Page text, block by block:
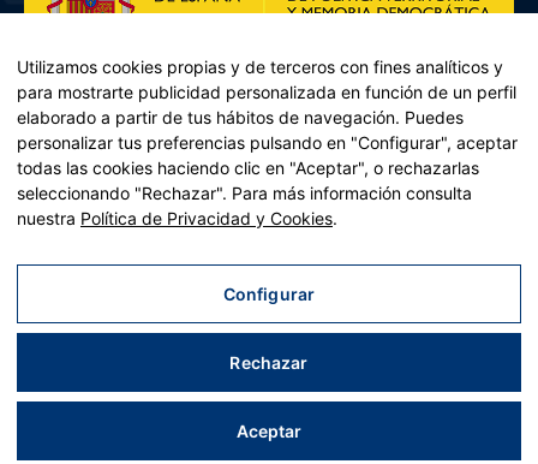
Plan de Recuperación, Transformación y Resiliencia – Financiado por
Recuperación y resiliencia, establecido por el Reglamento (UE)
2021/241 del Parlamento Europeo y del Consejo, de 12 de febrero
Aviso legal|Política de privacidad|Política de cookies|Accesibilidad|Mapa web
| Desarrollado porTrestristes
Utilizamos cookies propias y de terceros con fines analíticos y
para mostrarte publicidad personalizada en función de un perfil
elaborado a partir de tus hábitos de navegación. Puedes
personalizar tus preferencias pulsando en "Configurar", aceptar
todas las cookies haciendo clic en "Aceptar", o rechazarlas
seleccionando "Rechazar". Para más información consulta
nuestra Política de Privacidad y Cookies.
Configurar
Rechazar
Aceptar